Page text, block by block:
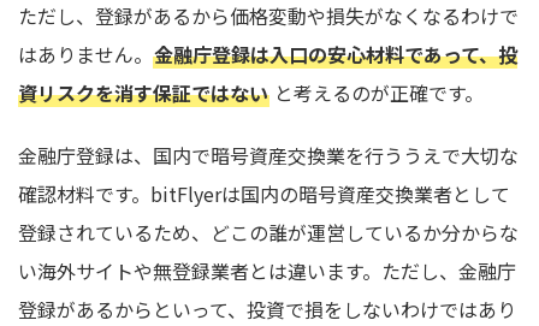
ただし、登録があるから価格変動や損失がなくなるわけで
はありません。 金融庁登録は入口の安心材料であって、投
資リスクを消す保証ではない と考えるのが正確です。
金融庁登録は、国内で暗号資産交換業を行ううえで大切な
確認材料です。bitFlyerは国内の暗号資産交換業者として
登録されているため、どこの誰が運営しているか分からな
い海外サイトや無登録業者とは違います。ただし、金融庁
登録があるからといって、投資で損をしないわけではあり